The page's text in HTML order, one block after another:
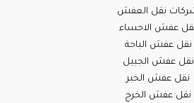
نقل العفش
عفش الاحساء
نقل عفش الباحة
نقل عفش الجبيل
نقل عفش الخبر
نقل عفش الخرج